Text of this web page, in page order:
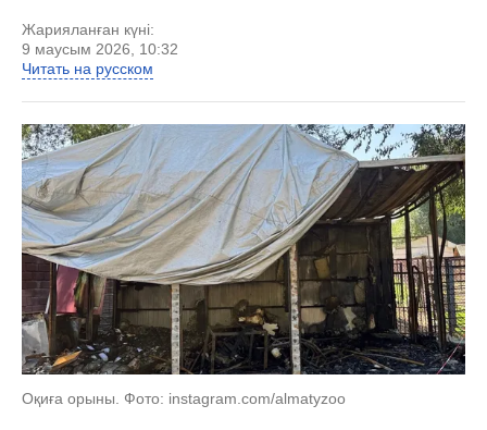
Жарияланған күні:
9 маусым 2026, 10:32
Читать на русском
Оқиға орыны. Фото: instagram.com/almatyzoo